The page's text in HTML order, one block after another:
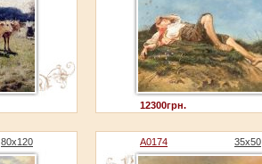
12300грн.
80x120 A0174 35x50